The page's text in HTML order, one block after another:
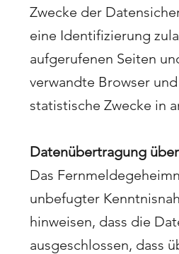
Zwecke der
eine Identifizierung
aufgerufenen Seiten
verwandte Browser
statistische Zwecke in
Datenübertragung
Das
unbefugter
hinweisen, dass die
ausgeschlossen, dass